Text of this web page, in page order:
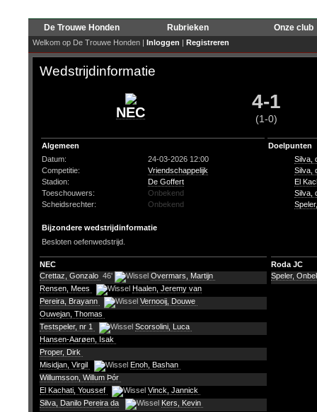
De Trouwe Honden Rubrieken Onze club
Welkom op De Trouwe Honden | Inloggen | Registreren
Wedstrijdinformatie
NEC 4-1
(1-0)
Algemeen
Datum:
24-03-2026 12:00
Competitie:
Vriendschappelijk
Stadion:
De Goffert
Toeschouwers:
Onbekend
Scheidsrechter:
Onbekend
Doelpunten
Silva,
Silva,
El
Silva,
Bijzondere wedstrijdinformatie
Besloten oefenwedstrijd.
NEC
Roda JC
Crettaz, Gonzalo 46'
Overmars, Martijn
Rensen, Mees
Haalen, Jeremy van
Pereira, Brayann
Vernooij, Douwe
Ouwejan, Thomas
Testspeler, nr 1
Scorsolini, Luca
Hansen-Aarøen, Isak
Proper, Dirk
Misidjan, Virgil
Enoh, Bashan
Willumsson, Willum Þór
El Kachati, Youssef
Vinck, Jannick
Silva, Danilo Pereira da
Kers, Kevin
Speler,